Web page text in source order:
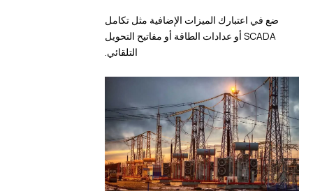
ضع في اعتبارك الميزات الإضافية مثل تكامل
SCADA أو عدادات الطاقة أو مفاتيح التحويل
التلقائي.